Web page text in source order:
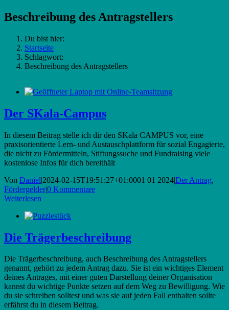
Beschreibung des Antragstellers
Du bist hier:
Startseite
Schlagwort:
Beschreibung des Antragstellers
Der SKala-Campus
In diesem Beitrag stelle ich dir den SKala CAMPUS vor, eine
praxisorientierte Lern- und Austauschplattform für sozial Engagierte,
die nicht zu Fördermitteln, Stiftungssuche und Fundraising viele
kostenlose Infos für dich bereithält
Von Daniel|2024-02-15T19:51:27+01:0001 01 2024|Der Antrag,
Fördergelder|0 Kommentare
Weiterlesen
Die Trägerbeschreibung
Die Trägerbeschreibung, auch Beschreibung des Antragstellers
genannt, gehört zu jedem Antrag dazu. Sie ist ein wichtiges Element
deines Antrages, mit einer guten Darstellung deiner Organisation
kannst du wichtige Punkte setzen auf dem Weg zu Bewilligung. Wie
du sie schreiben solltest und was sie auf jeden Fall enthalten sollte
erfährst du in diesem Beitrag.